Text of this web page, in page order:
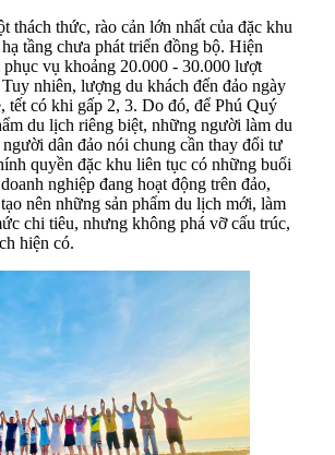
thách thức, rào cản lớn nhất của đặc khu
tầng chưa phát triển đồng bộ. Hiện
phục vụ khoảng 20.000 - 30.000 lượt
nhiên, lượng du khách đến đảo ngày
tết có khi gấp 2, 3. Do đó, để Phú Quý
du lịch riêng biệt, những người làm du
dân đảo nói chung cần thay đổi tư
quyền đặc khu liên tục có những buổi
nghiệp đang hoạt động trên đảo,
nên những sản phẩm du lịch mới, làm
chi tiêu, nhưng không phá vỡ cấu trúc,
hiện có.